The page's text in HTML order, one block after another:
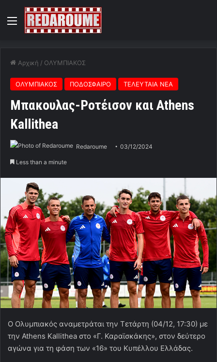
Menu
Αρχική / ΟΛΥΜΠΙΑΚΟΣ
ΟΛΥΜΠΙΑΚΟΣ ΠΟΔΟΣΦΑΙΡΟ ΤΕΛΕΥΤΑΙΑ ΝΕΑ
Mπακουλας-Ροτέισον και Athens
Kallithea
Redaroume 03/12/2024
Less than a minute
Ο Ολυμπιακός αναμετράται την Τετάρτη (04/12, 17:30) με
την Athens Kallithea στο «Γ. Καραϊσκάκης», στον δεύτερο
αγώνα για τη φάση των «16» του Κυπέλλου Ελλάδας.